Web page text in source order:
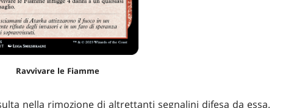
Ravvivare le Fiamme
nella rimozione di altrettanti segnalini difesa da essa.